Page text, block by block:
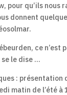
pour qu’ils nous
donnent
ce n’est
se le dise …
: présentation
matin de l’été à